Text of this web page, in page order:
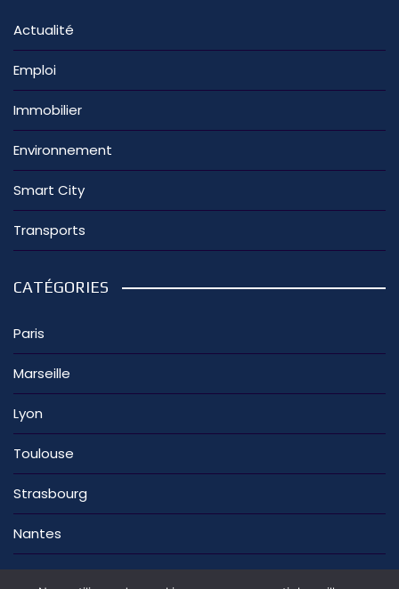
Actualité
Emploi
Immobilier
Environnement
Smart City
Transports
CATÉGORIES
Paris
Marseille
Lyon
Toulouse
Strasbourg
Nantes